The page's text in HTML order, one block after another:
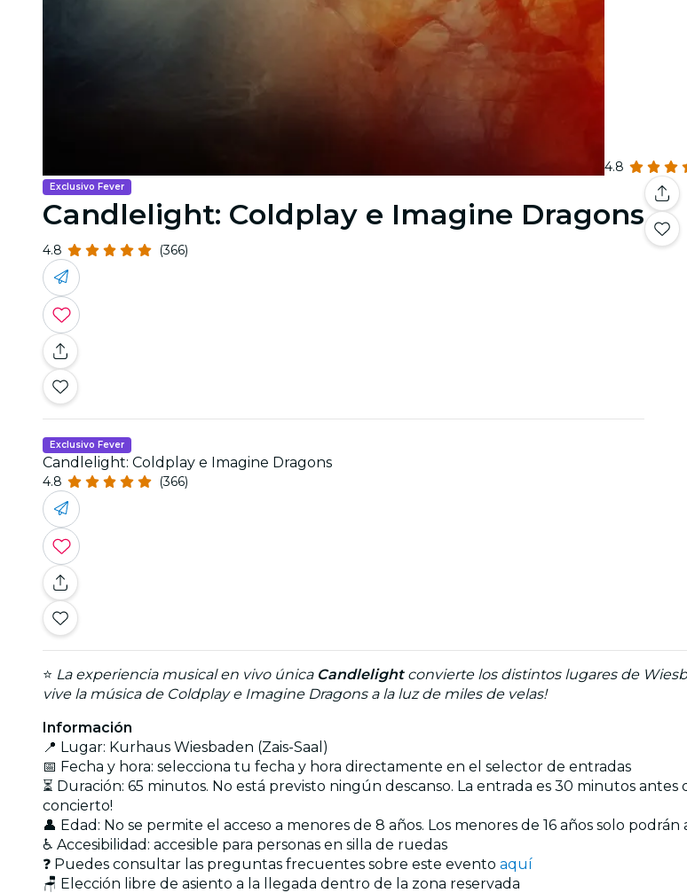
4.8
Exclusivo Fever
Candlelight: Coldplay e Imagine Dragons
4.8 (366)
Exclusivo Fever
Candlelight: Coldplay e Imagine Dragons
4.8 (366)
⭐ La experiencia musical en vivo única Candlelightconvierte los distintos lugares de
vive la música de Coldplay e Imagine Dragons a la luz de miles de velas!
Información
📍 Lugar: Kurhaus Wiesbaden (Zais-Saal)
📅 Fecha y hora: selecciona tu fecha y hora directamente en el selector de entradas
⏳ Duración: 65 minutos. No está previsto ningún descanso. La entrada es 30 minutos
concierto!
👤 Edad: No se permite el acceso a menores de 8 años. Los menores de 16 años solo
♿ Accesibilidad: accesible para personas en silla de ruedas
❓ Puedes consultar las preguntas frecuentes sobre este evento aquí
🪑 Elección libre de asiento a la llegada dentro de la zona reservada